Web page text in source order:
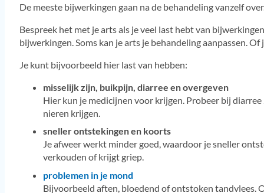
De meeste bijwerkingen gaan na de behandeling vanzelf
Bespreek het met je arts als je veel last hebt van
bijwerkingen. Soms kan je arts je behandeling aanpassen.
Je kunt bijvoorbeeld hier last van hebben:
misselijk zijn, buikpijn, diarree en overgeven
Hier kun je medicijnen voor krijgen. Probeer bij
nieren krijgen.
sneller ontstekingen en koorts
Je afweer werkt minder goed, waardoor je sneller
verkouden of krijgt griep.
problemen in je mond
Bijvoorbeeld aften, bloedend of ontstoken tandvlees.